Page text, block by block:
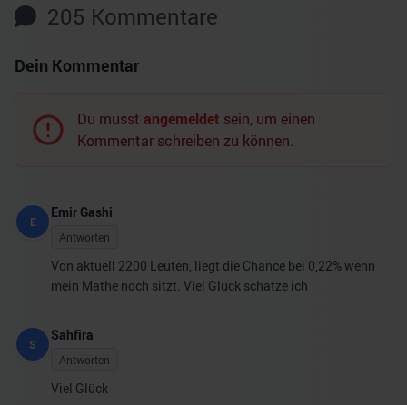
205 Kommentare
Dein Kommentar
Du musst angemeldet sein, um einen
Kommentar schreiben zu können.
E
Emir Gashi
Antworten
Von aktuell 2200 Leuten, liegt die Chance bei 0,22% wenn
mein Mathe noch sitzt. Viel Glück schätze ich
S
Sahfira
Antworten
Viel Glück